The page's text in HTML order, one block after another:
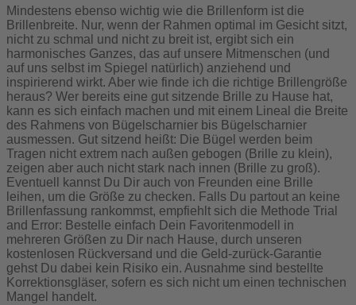
Mindestens ebenso wichtig wie die Brillenform ist die
Brillenbreite. Nur, wenn der Rahmen optimal im Gesicht sitzt,
nicht zu schmal und nicht zu breit ist, ergibt sich ein
harmonisches Ganzes, das auf unsere Mitmenschen (und
auf uns selbst im Spiegel natürlich) anziehend und
inspirierend wirkt. Aber wie finde ich die richtige Brillengröße
heraus? Wer bereits eine gut sitzende Brille zu Hause hat,
kann es sich einfach machen und mit einem Lineal die Breite
des Rahmens von Bügelscharnier bis Bügelscharnier
ausmessen. Gut sitzend heißt: Die Bügel werden beim
Tragen nicht extrem nach außen gebogen (Brille zu klein),
zeigen aber auch nicht stark nach innen (Brille zu groß).
Eventuell kannst Du Dir auch von Freunden eine Brille
leihen, um die Größe zu checken. Falls Du partout an keine
Brillenfassung rankommst, empfiehlt sich die Methode Trial
and Error: Bestelle einfach Dein Favoritenmodell in
mehreren Größen zu Dir nach Hause, durch unseren
kostenlosen Rückversand und die Geld-zurück-Garantie
gehst Du dabei kein Risiko ein. Ausnahme sind bestellte
Korrektionsgläser, sofern es sich nicht um einen technischen
Mangel handelt.